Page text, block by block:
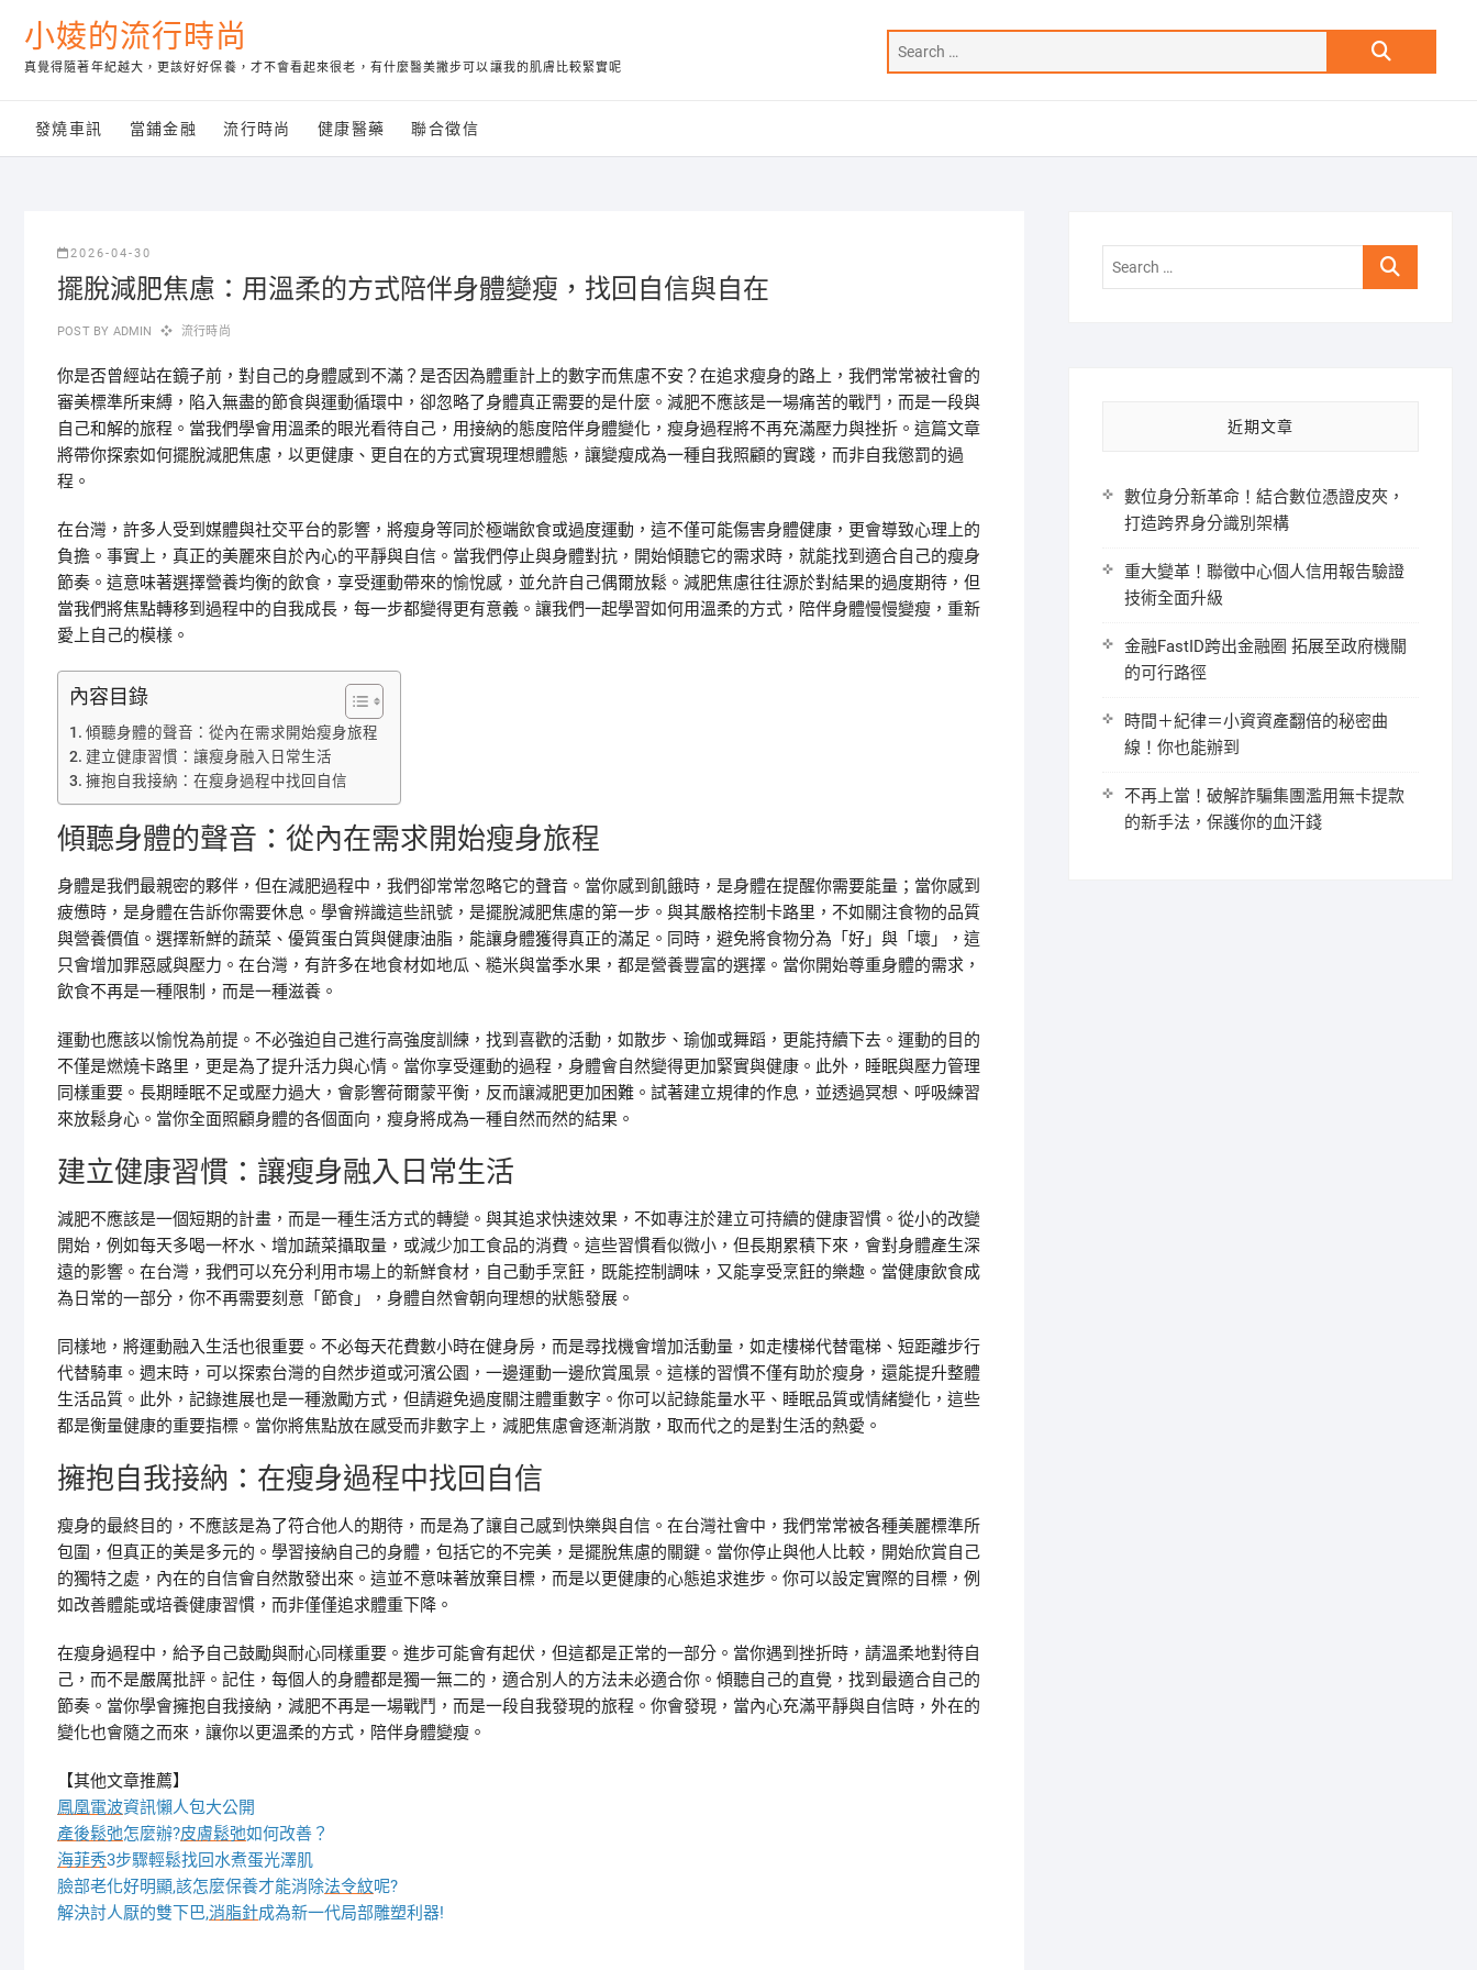
content
小婈的流行時尚
真覺得隨著年紀越大，更該好好保養，才不會看起來很老，有什麼醫美撇步可以讓我的肌膚比較緊實呢
Search
發燒車訊 當鋪金融 流行時尚 健康醫藥 聯合徵信
2026-04-30
擺脫減肥焦慮：用溫柔的方式陪伴身體變瘦，找回自信與自在
POST BY ADMIN 流行時尚
你是否曾經站在鏡子前，對自己的身體感到不滿？是否因為體重計上的數字而焦慮不安？在追求瘦身的路上，我們常常被社會的
審美標準所束縛，陷入無盡的節食與運動循環中，卻忽略了身體真正需要的是什麼。減肥不應該是一場痛苦的戰鬥，而是一段與
自己和解的旅程。當我們學會用溫柔的眼光看待自己，用接納的態度陪伴身體變化，瘦身過程將不再充滿壓力與挫折。這篇文章
將帶你探索如何擺脫減肥焦慮，以更健康、更自在的方式實現理想體態，讓變瘦成為一種自我照顧的實踐，而非自我懲罰的過
程。
在台灣，許多人受到媒體與社交平台的影響，將瘦身等同於極端飲食或過度運動，這不僅可能傷害身體健康，更會導致心理上的
負擔。事實上，真正的美麗來自於內心的平靜與自信。當我們停止與身體對抗，開始傾聽它的需求時，就能找到適合自己的瘦身
節奏。這意味著選擇營養均衡的飲食，享受運動帶來的愉悅感，並允許自己偶爾放鬆。減肥焦慮往往源於對結果的過度期待，但
當我們將焦點轉移到過程中的自我成長，每一步都變得更有意義。讓我們一起學習如何用溫柔的方式，陪伴身體慢慢變瘦，重新
愛上自己的模樣。
內容目錄
傾聽身體的聲音：從內在需求開始瘦身旅程
建立健康習慣：讓瘦身融入日常生活
擁抱自我接納：在瘦身過程中找回自信
傾聽身體的聲音：從內在需求開始瘦身旅程
身體是我們最親密的夥伴，但在減肥過程中，我們卻常常忽略它的聲音。當你感到飢餓時，是身體在提醒你需要能量；當你感到
疲憊時，是身體在告訴你需要休息。學會辨識這些訊號，是擺脫減肥焦慮的第一步。與其嚴格控制卡路里，不如關注食物的品質
與營養價值。選擇新鮮的蔬菜、優質蛋白質與健康油脂，能讓身體獲得真正的滿足。同時，避免將食物分為「好」與「壞」，這
只會增加罪惡感與壓力。在台灣，有許多在地食材如地瓜、糙米與當季水果，都是營養豐富的選擇。當你開始尊重身體的需求，
飲食不再是一種限制，而是一種滋養。
運動也應該以愉悅為前提。不必強迫自己進行高強度訓練，找到喜歡的活動，如散步、瑜伽或舞蹈，更能持續下去。運動的目的
不僅是燃燒卡路里，更是為了提升活力與心情。當你享受運動的過程，身體會自然變得更加緊實與健康。此外，睡眠與壓力管理
同樣重要。長期睡眠不足或壓力過大，會影響荷爾蒙平衡，反而讓減肥更加困難。試著建立規律的作息，並透過冥想、呼吸練習
來放鬆身心。當你全面照顧身體的各個面向，瘦身將成為一種自然而然的結果。
建立健康習慣：讓瘦身融入日常生活
減肥不應該是一個短期的計畫，而是一種生活方式的轉變。與其追求快速效果，不如專注於建立可持續的健康習慣。從小的改變
開始，例如每天多喝一杯水、增加蔬菜攝取量，或減少加工食品的消費。這些習慣看似微小，但長期累積下來，會對身體產生深
遠的影響。在台灣，我們可以充分利用市場上的新鮮食材，自己動手烹飪，既能控制調味，又能享受烹飪的樂趣。當健康飲食成
為日常的一部分，你不再需要刻意「節食」，身體自然會朝向理想的狀態發展。
同樣地，將運動融入生活也很重要。不必每天花費數小時在健身房，而是尋找機會增加活動量，如走樓梯代替電梯、短距離步行
代替騎車。週末時，可以探索台灣的自然步道或河濱公園，一邊運動一邊欣賞風景。這樣的習慣不僅有助於瘦身，還能提升整體
生活品質。此外，記錄進展也是一種激勵方式，但請避免過度關注體重數字。你可以記錄能量水平、睡眠品質或情緒變化，這些
都是衡量健康的重要指標。當你將焦點放在感受而非數字上，減肥焦慮會逐漸消散，取而代之的是對生活的熱愛。
擁抱自我接納：在瘦身過程中找回自信
瘦身的最終目的，不應該是為了符合他人的期待，而是為了讓自己感到快樂與自信。在台灣社會中，我們常常被各種美麗標準所
包圍，但真正的美是多元的。學習接納自己的身體，包括它的不完美，是擺脫焦慮的關鍵。當你停止與他人比較，開始欣賞自己
的獨特之處，內在的自信會自然散發出來。這並不意味著放棄目標，而是以更健康的心態追求進步。你可以設定實際的目標，例
如改善體能或培養健康習慣，而非僅僅追求體重下降。
在瘦身過程中，給予自己鼓勵與耐心同樣重要。進步可能會有起伏，但這都是正常的一部分。當你遇到挫折時，請溫柔地對待自
己，而不是嚴厲批評。記住，每個人的身體都是獨一無二的，適合別人的方法未必適合你。傾聽自己的直覺，找到最適合自己的
節奏。當你學會擁抱自我接納，減肥不再是一場戰鬥，而是一段自我發現的旅程。你會發現，當內心充滿平靜與自信時，外在的
變化也會隨之而來，讓你以更溫柔的方式，陪伴身體變瘦。
【其他文章推薦】
鳳凰電波資訊懶人包大公開
產後鬆弛怎麼辦?皮膚鬆弛如何改善？
海菲秀3步驟輕鬆找回水煮蛋光澤肌
臉部老化好明顯,該怎麼保養才能消除法令紋呢?
解決討人厭的雙下巴,消脂針成為新一代局部雕塑利器!
Search
近期文章
數位身分新革命！結合數位憑證皮夾，
打造跨界身分識別架構
重大變革！聯徵中心個人信用報告驗證
技術全面升級
金融FastID跨出金融圈 拓展至政府機關
的可行路徑
時間＋紀律＝小資資產翻倍的秘密曲
線！你也能辦到
不再上當！破解詐騙集團濫用無卡提款
的新手法，保護你的血汗錢